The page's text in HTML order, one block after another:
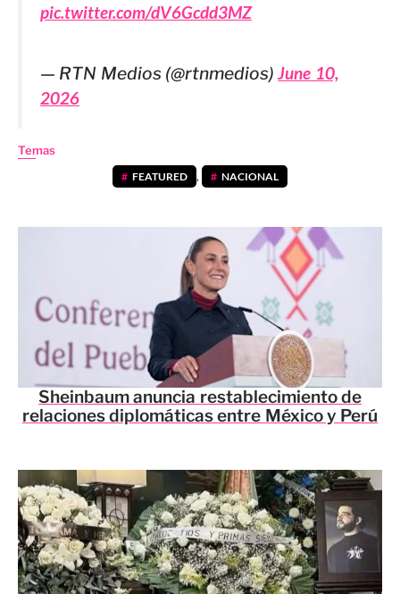
pic.twitter.com/dV6Gcdd3MZ
— RTN Medios (@rtnmedios)June 10,
2026
Temas
FEATURED , NACIONAL
Sheinbaum anuncia restablecimiento de
relaciones diplomáticas entre México y Perú